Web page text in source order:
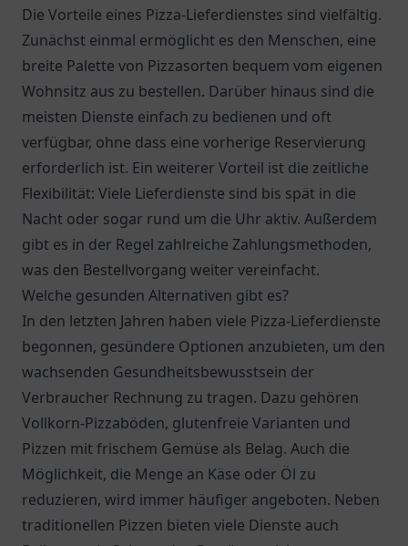
Die Vorteile eines Pizza-Lieferdienstes sind vielfältig.
Zunächst einmal ermöglicht es den Menschen, eine
breite Palette von Pizzasorten bequem vom eigenen
Wohnsitz aus zu bestellen. Darüber hinaus sind die
meisten Dienste einfach zu bedienen und oft
verfügbar, ohne dass eine vorherige Reservierung
erforderlich ist. Ein weiterer Vorteil ist die zeitliche
Flexibilität: Viele Lieferdienste sind bis spät in die
Nacht oder sogar rund um die Uhr aktiv. Außerdem
gibt es in der Regel zahlreiche Zahlungsmethoden,
was den Bestellvorgang weiter vereinfacht.
Welche gesunden Alternativen gibt es?
In den letzten Jahren haben viele Pizza-Lieferdienste
begonnen, gesündere Optionen anzubieten, um den
wachsenden Gesundheitsbewusstsein der
Verbraucher Rechnung zu tragen. Dazu gehören
Vollkorn-Pizzaböden, glutenfreie Varianten und
Pizzen mit frischem Gemüse als Belag. Auch die
Möglichkeit, die Menge an Käse oder Öl zu
reduzieren, wird immer häufiger angeboten. Neben
traditionellen Pizzen bieten viele Dienste auch